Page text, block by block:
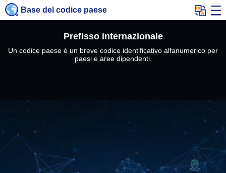
Base del codice paese
Prefisso internazionale
Un codice paese è un breve codice identificativo alfanumerico per
paesi e aree dipendenti.